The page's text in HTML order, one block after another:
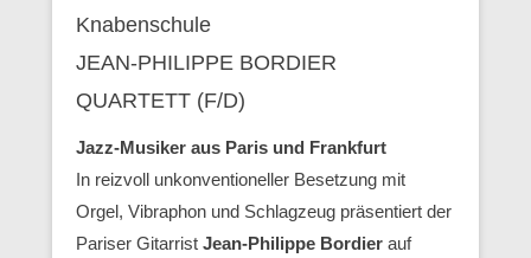
Knabenschule
JEAN-PHILIPPE BORDIER
QUARTETT (F/D)
Jazz-Musiker aus Paris und Frankfurt
In reizvoll unkonventioneller Besetzung mit
Orgel, Vibraphon und Schlagzeug präsentiert der
Pariser Gitarrist Jean-Philippe Bordier auf